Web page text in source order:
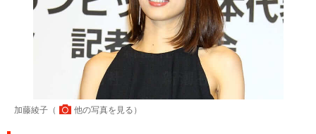
加藤綾子（ 他の写真を見る ）